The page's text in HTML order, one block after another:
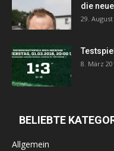
die
29. August
8. März
BELIEBTE
Allgemein